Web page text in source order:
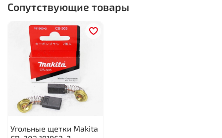
Сопутствующие товары
Угольные щетки Makita